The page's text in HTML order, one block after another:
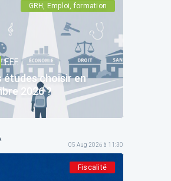
GRH, Emploi, formation
F.F.F.
études choisir en
2026 ?
05 Aug 2026 à 11:30
Fiscalité